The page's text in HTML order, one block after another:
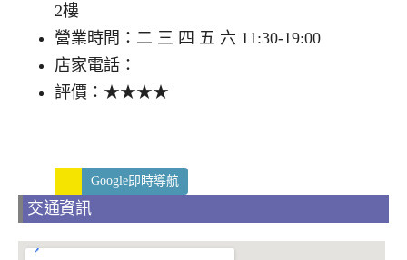
2樓
營業時間：二 三 四 五 六 11:30-19:00
店家電話：
評價：★★★★
Google即時導航
交通資訊